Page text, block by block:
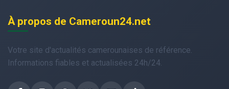
À propos de Cameroun24.net
Votre site d'actualités camerounaises de référence.
Informations fiables et actualisées 24h/24.